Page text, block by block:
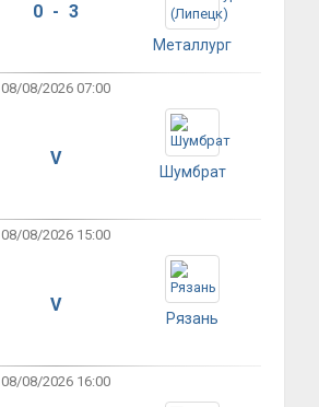
0 - 3
Металлург
08/08/2026 07:00
V
Шумбрат
08/08/2026 15:00
V
Рязань
08/08/2026 16:00